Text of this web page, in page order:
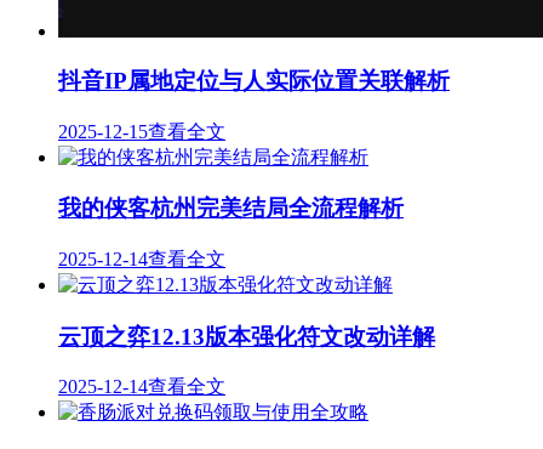
抖音IP属地定位与人实际位置关联解析
2025-12-15查看全文
我的侠客杭州完美结局全流程解析
2025-12-14查看全文
云顶之弈12.13版本强化符文改动详解
2025-12-14查看全文